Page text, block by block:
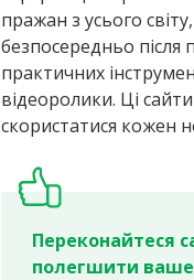
пражан з усього
безпосередньо після
практичних
відеоролики. Ці
скористатися кожен
Переконайтеся
полегшити